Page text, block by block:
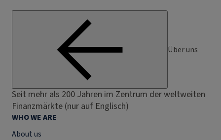
Über uns
Seit mehr als 200 Jahren im Zentrum der weltweiten
Finanzmärkte (nur auf Englisch)
WHO WE ARE
About us